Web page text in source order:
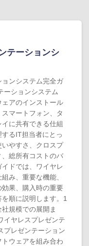
テーションシ
ンシステム完全ガ
ーションシステム
アのインストール
マートフォン、タ
に共有できる仕組
るIT担当者にとっ
やすさ、クロスプ
総所有コストのバ
ドでは、ワイヤレ
み、重要な機能、
果、購入時の重要
順に説明します。1
規模での展開ま
イヤレスプレゼンテ
プレゼンテーション
ウェアを組み合わ